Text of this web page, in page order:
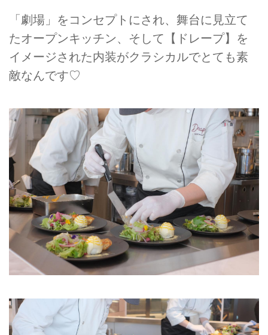
「劇場」をコンセプトにされ、舞台に見立て
たオープンキッチン、そして【ドレープ】を
イメージされた内装がクラシカルでとても素
敵なんです♡